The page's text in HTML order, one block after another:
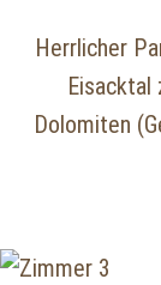
Herrlicher
Eisacktal
Dolomiten